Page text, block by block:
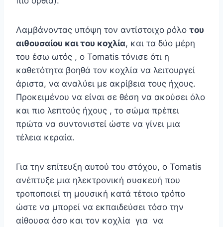
Λαμβάνοντας υπόψη τον αντίστοιχο ρόλο του
αιθουσαίου και του κοχλία, και τα δύο μέρη
του έσω ωτός , ο Tomatis τόνισε ότι η
καθετότητα βοηθά τον κοχλία να λειτουργεί
άριστα, να αναλύει με ακρίβεια τους ήχους.
Προκειμένου να είναι σε θέση να ακούσει όλο
και πιο λεπτούς ήχους , το σώμα πρέπει
πρώτα να συντονιστεί ώστε να γίνει μια
τέλεια κεραία.
Για την επίτευξη αυτού του στόχου, ο Tomatis
ανέπτυξε μια ηλεκτρονική συσκευή που
τροποποιεί τη μουσική κατά τέτοιο τρόπο
ώστε να μπορεί να εκπαιδεύσει τόσο την
αίθουσα όσο και τον κοχλία για να